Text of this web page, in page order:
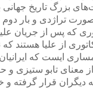
بزرگ تاریخ جهانی
صورت تراژدی و بار
که پس از جریان
از علیا هستند
ایست که
تابو ستیزی و
قرار گرفته و